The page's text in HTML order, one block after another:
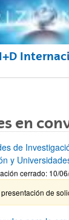
en
de
y
cerrado: 10/
de